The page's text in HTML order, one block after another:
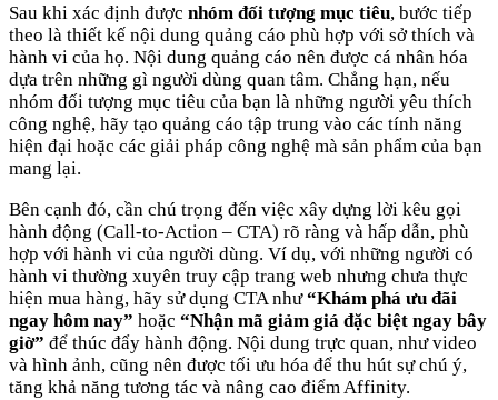
Sau khi xác định được nhóm đối tượng mục tiêu, bước tiếp
theo là thiết kế nội dung quảng cáo phù hợp với sở thích và
hành vi của họ. Nội dung quảng cáo nên được cá nhân hóa
dựa trên những gì người dùng quan tâm. Chẳng hạn, nếu
nhóm đối tượng mục tiêu của bạn là những người yêu thích
công nghệ, hãy tạo quảng cáo tập trung vào các tính năng
hiện đại hoặc các giải pháp công nghệ mà sản phẩm của bạn
mang lại.
Bên cạnh đó, cần chú trọng đến việc xây dựng lời kêu gọi
hành động (Call-to-Action – CTA) rõ ràng và hấp dẫn, phù
hợp với hành vi của người dùng. Ví dụ, với những người có
hành vi thường xuyên truy cập trang web nhưng chưa thực
hiện mua hàng, hãy sử dụng CTA như“Khám phá ưu đãi
ngay hôm nay” hoặc “Nhận mã giảm giá đặc biệt ngay bây
giờ” để thúc đẩy hành động. Nội dung trực quan, như video
và hình ảnh, cũng nên được tối ưu hóa để thu hút sự chú ý,
tăng khả năng tương tác và nâng cao điểm Affinity.